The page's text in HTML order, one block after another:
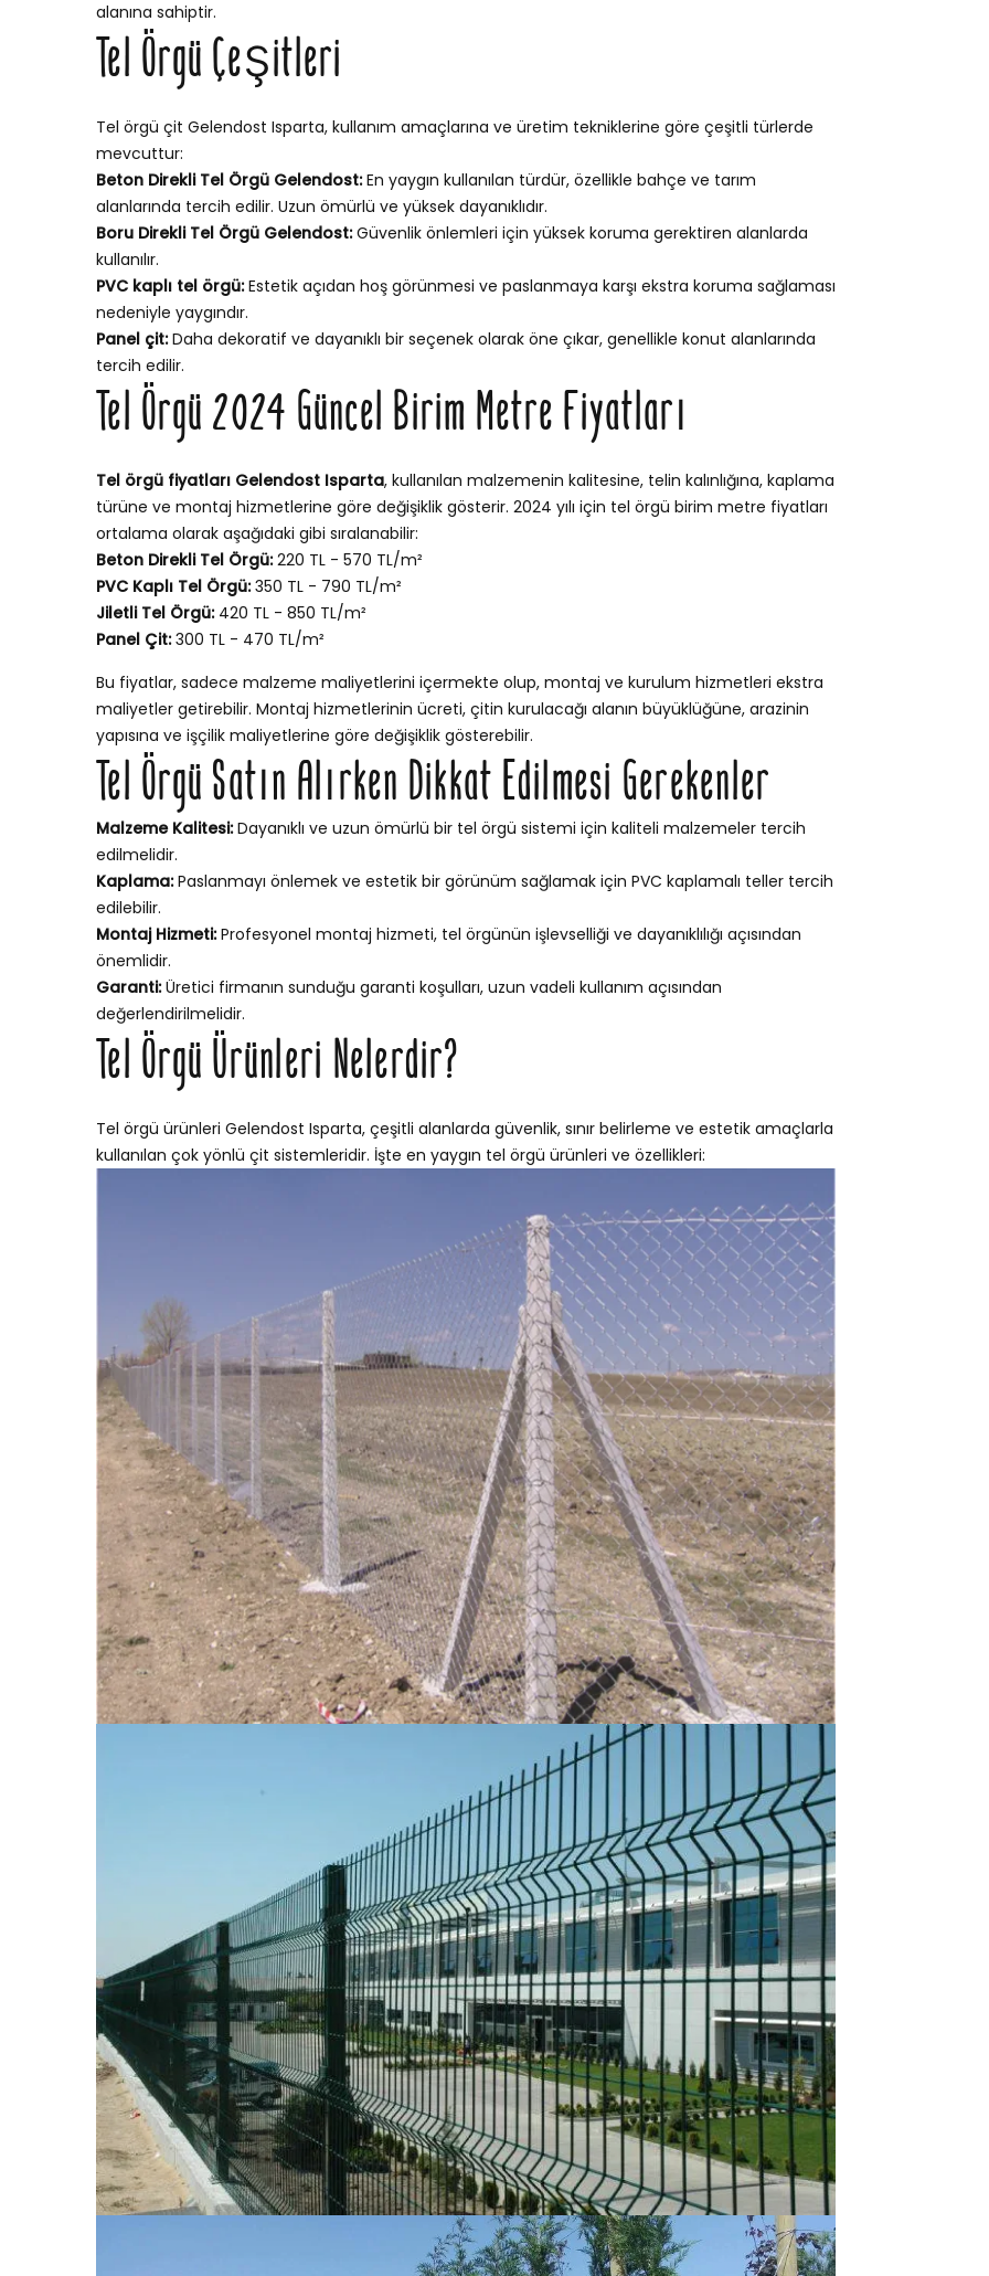
alanına sahiptir.
Tel Örgü Çeşitleri
Tel örgü çit Gelendost Isparta, kullanım amaçlarına ve üretim tekniklerine göre çeşitli türlerde
mevcuttur:
Beton Direkli Tel Örgü Gelendost:En yaygın kullanılan türdür, özellikle bahçe ve tarım
alanlarında tercih edilir. Uzun ömürlü ve yüksek dayanıklıdır.
Boru Direkli Tel Örgü Gelendost:Güvenlik önlemleri için yüksek koruma gerektiren alanlarda
kullanılır.
PVC kaplı tel örgü:Estetik açıdan hoş görünmesi ve paslanmaya karşı ekstra koruma sağlaması
nedeniyle yaygındır.
Panel çit:Daha dekoratif ve dayanıklı bir seçenek olarak öne çıkar, genellikle konut alanlarında
tercih edilir.
Tel Örgü 2024 Güncel Birim Metre Fiyatları
Tel örgü fiyatları Gelendost Isparta, kullanılan malzemenin kalitesine, telin kalınlığına, kaplama
türüne ve montaj hizmetlerine göre değişiklik gösterir. 2024 yılı için tel örgü birim metre fiyatları
ortalama olarak aşağıdaki gibi sıralanabilir:
Beton Direkli Tel Örgü:220 TL - 570 TL/m²
PVC Kaplı Tel Örgü:350 TL - 790 TL/m²
Jiletli Tel Örgü:420 TL - 850 TL/m²
Panel Çit:300 TL - 470 TL/m²
Bu fiyatlar, sadece malzeme maliyetlerini içermekte olup, montaj ve kurulum hizmetleri ekstra
maliyetler getirebilir. Montaj hizmetlerinin ücreti, çitin kurulacağı alanın büyüklüğüne, arazinin
yapısına ve işçilik maliyetlerine göre değişiklik gösterebilir.
Tel Örgü Satın Alırken Dikkat Edilmesi Gerekenler
Malzeme Kalitesi:Dayanıklı ve uzun ömürlü bir tel örgü sistemi için kaliteli malzemeler tercih
edilmelidir.
Kaplama:Paslanmayı önlemek ve estetik bir görünüm sağlamak için PVC kaplamalı teller tercih
edilebilir.
Montaj Hizmeti:Profesyonel montaj hizmeti, tel örgünün işlevselliği ve dayanıklılığı açısından
önemlidir.
Garanti:Üretici firmanın sunduğu garanti koşulları, uzun vadeli kullanım açısından
değerlendirilmelidir.
Tel Örgü Ürünleri Nelerdir?
Tel örgü ürünleri Gelendost Isparta, çeşitli alanlarda güvenlik, sınır belirleme ve estetik amaçlarla
kullanılan çok yönlü çit sistemleridir. İşte en yaygın tel örgü ürünleri ve özellikleri: